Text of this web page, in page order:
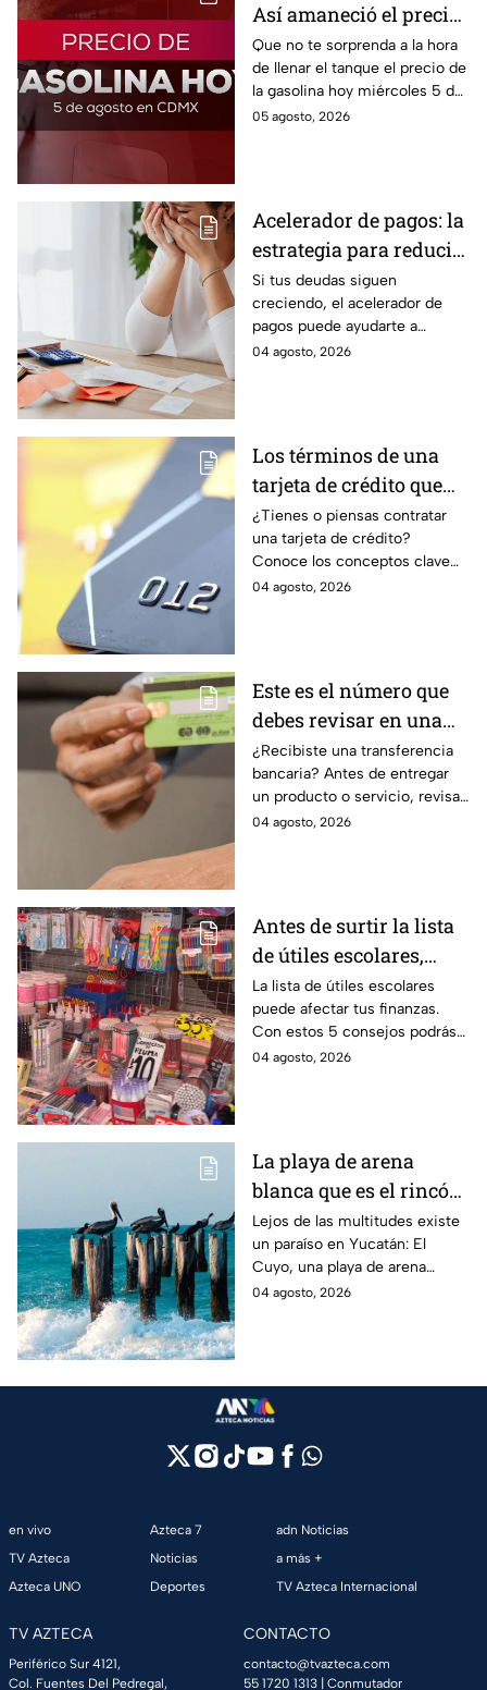
Así amaneció el precio
de la gasolina HOY
Que no te sorprenda a la hora
de llenar el tanque el precio de
la gasolina hoy miércoles 5 de
agosto 2026; aquí te dejamos
05 agosto, 2026
Acelerador de pagos: la
estrategia para reducir
tus deudas más rápido
y recuperar el control
de tus finanzas
Si tus deudas siguen
creciendo, el acelerador de
pagos puede ayudarte a
ordenar tus finanzas, priorizar
04 agosto, 2026
Los términos de una
tarjeta de crédito que
debes entender para
evitar deudas
¿Tienes o piensas contratar
una tarjeta de crédito?
Conoce los conceptos clave
como CAT, fecha de corte,
04 agosto, 2026
Este es el número que
debes revisar en una
transferencia bancaria
para evitar fraudes
¿Recibiste una transferencia
bancaria? Antes de entregar
un producto o servicio, revisa
este número clave para
04 agosto, 2026
Antes de surtir la lista
de útiles escolares,
sigue estos 5 consejos
que pueden ahorrar
miles de pesos
La lista de útiles escolares
puede afectar tus finanzas.
Con estos 5 consejos podrás
organizar tus compras, ahorrar
04 agosto, 2026
La playa de arena
blanca que es el rincón
escondido en la Costa
Esmeralda de Yucatán
y es ideal para las
vacaciones de verano
Lejos de las multitudes existe
un paraíso en Yucatán: El
Cuyo, una playa de arena
blanca en la Costa Esmeralda
04 agosto, 2026
en vivo
TV Azteca
Azteca UNO
Azteca 7
Noticias
Deportes
adn Noticias
a más +
TV Azteca Internacional
TV AZTECA
Periférico Sur 4121,
Col. Fuentes Del Pedregal,
CONTACTO
contacto@tvazteca.com
55 1720 1313 | Conmutador